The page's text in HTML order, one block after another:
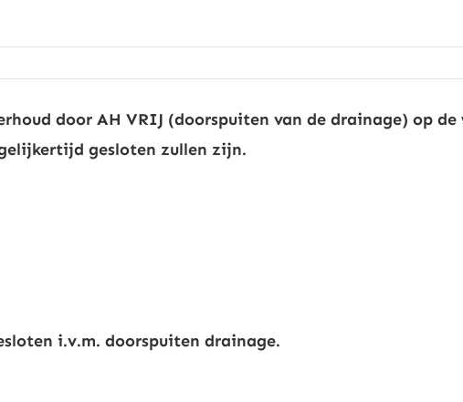
door AH VRIJ (doorspuiten van de drainage) op
gesloten zullen zijn.
i.v.m. doorspuiten drainage.